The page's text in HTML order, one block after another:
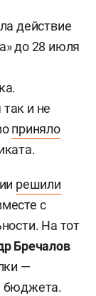
действие
до 28 июля
и не
приняло
решили
с
На тот
Бречалов
—
бюджета.